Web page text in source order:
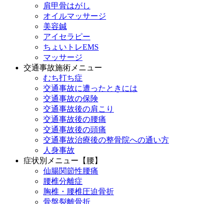
肩甲骨はがし
オイルマッサージ
美容鍼
アイセラピー
ちょいトレEMS
マッサージ
交通事故施術メニュー
むち打ち症
交通事故に遭ったときには
交通事故の保険
交通事故後の肩こり
交通事故後の腰痛
交通事故後の頭痛
交通事故治療後の整骨院への通い方
人身事故
症状別メニュー【腰】
仙腸関節性腰痛
腰椎分離症
胸椎・腰椎圧迫骨折
骨盤裂離骨折